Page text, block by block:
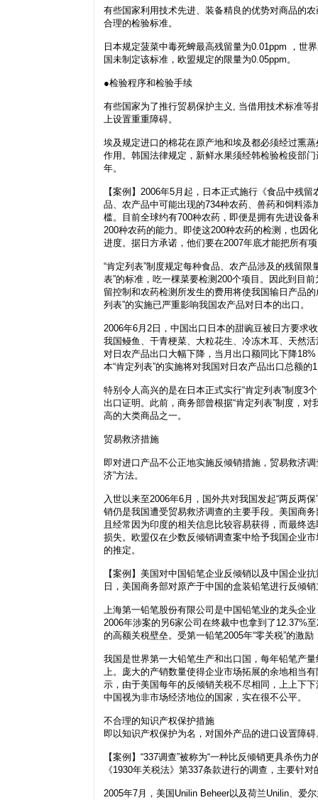
有些国家利用技术先进、装备精良的优势对商品的
合理的检验标准。
日本规定菠菜中毒死蜱最高残留量为0.01ppm ，世
国未制定该标准，欧盟规定的限量为0.05ppm。
●检验程序和检验手续
有些国家为了推行贸易保护主义, 当借用技术标准
上设置重重障碍。
埃及规定进口的棉花在原产地和埃及都必须经过熏
作用。韩国法律规定，新鲜水果须经韩检验检疫部
年。
【案例】2006年5月起，日本正式施行《食品中残
品、农产品中可能出现的734种农药、兽药和饲料
槛。目前全球约有700种农药，即便是拥有先进设
200种农药的能力。即使这200种农药的检测，也因
进度。据日方承诺，他们要在2007年底才能把所有
“肯定列表”制度规定每种食品、农产品涉及的残留
表”的标准，吃一棵菜要检测200个项目。因此到目
留控制和农药检测所发生的费用将使我国输日产品
列表”的实施已严重影响我国农产品对日本的出口。
2006年6月2日，中国出口日本的甜豌豆被日方要求
我国鳗鱼、干青梗菜、大粒花生、冷冻木耳、天然
对日农产品出口大幅下降，当月出口额同比下降
本“肯定列表”的实施将对我国对日农产品出口总额的
特别令人高兴的是在日本正式实行“肯定列表”制度3
出口证明。此前，商务部曾根据“肯定列表”制度，
高的大类商品之一。
贸易救济措施
即对进口产品不公正地实施反倾销措施，贸易救济
济”方法。
入世以来至2006年6月，国外共对我国发起“两反两
销仍是我国遭受贸易救济调查的主要手段。美国商
且经常因为印度的相关信息比较容易获得，而最终
损失。欧盟仅在少数反倾销调查案中给予我国企业
的推定。
【案例】美国对中国铅笔企业反倾销以及中国企业
日，美国商务部对原产于中国的盒装铅笔进行反倾
上海第一铅笔股份有限公司是中国铅笔业的龙头企
2006年涉案的另6家公司在终裁中也拿到了12.37%
的高额关税壁垒。受第一铅笔2005年“零关税”的激
我国是世界第一大铅笔生产和出口国，每年铅笔产
上。庞大的产销数量使得企业市场拓展的余地相当
示，由于美国每年的反倾销关税不尽相同，上上下
中国视为非市场经济地位的国家，实在很不公平。
不合理的知识产权保护措施
即以知识产权保护为名，对国外产品的进口设置障碍
【案例】“337调查”被称为“一种比反倾销更具杀伤
《1930年关税法》第337条款进行的调查，主要针
2005年7月，美国Unilin Beheer以及荷兰Unilin、爱